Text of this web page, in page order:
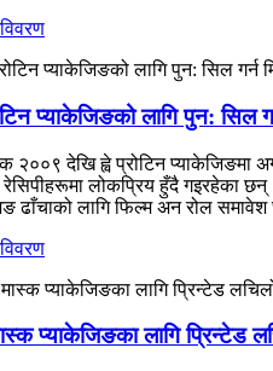
विवरण
प्याकेजिङको लागि पुन: सिल
२००९ देखि ह्वे प्रोटिन प्याकेजिङमा
लोकप्रिय हुँदै गइरहेका छन्।
ढाँचाको लागि फिल्म अन रोल समावेश
विवरण
प्याकेजिङका लागि प्रिन्टेड